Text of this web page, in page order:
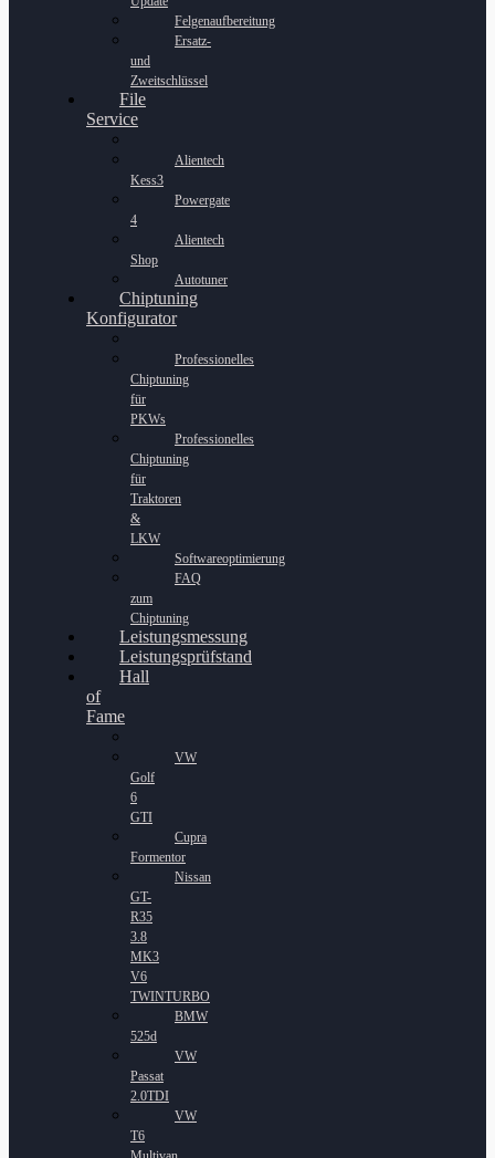
Felgenaufbereitung
Ersatz-
und
Zweitschlüssel
File
Service
Alientech
Kess3
Powergate
4
Alientech
Shop
Autotuner
Chiptuning
Konfigurator
Professionelles
Chiptuning
für
PKWs
Professionelles
Chiptuning
für
Traktoren
&
LKW
Softwareoptimierung
FAQ
zum
Chiptuning
Leistungsmessung
Leistungsprüfstand
Hall
of
Fame
VW
Golf
6
GTI
Cupra
Formentor
Nissan
GT-
R35
3.8
MK3
V6
TWINTURBO
BMW
525d
VW
Passat
2.0TDI
VW
T6